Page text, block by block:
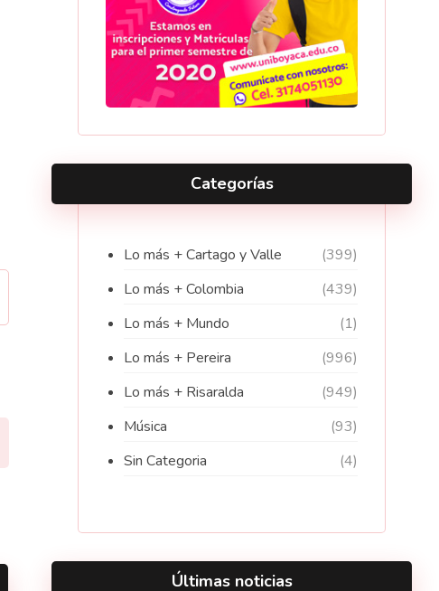
Categorías
Lo más + Cartago y Valle
(399)
Lo más + Colombia
(439)
Lo más + Mundo
(1)
Lo más + Pereira
(996)
Lo más + Risaralda
(949)
Música
(93)
Sin Categoria
(4)
Últimas noticias